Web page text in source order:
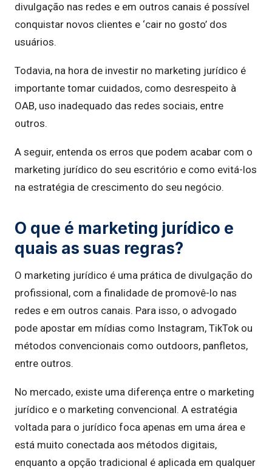
divulgação nas redes e em outros canais é possível
conquistar novos clientes e ‘cair no gosto’ dos
usuários.
Todavia, na hora de investir no marketing jurídico é
importante tomar cuidados, como desrespeito à
OAB, uso inadequado das redes sociais, entre
outros.
A seguir, entenda os erros que podem acabar com o
marketing jurídico do seu escritório e como evitá-los
na estratégia de crescimento do seu negócio.
O que é marketing jurídico e
quais as suas regras?
O marketing jurídico é uma prática de divulgação do
profissional, com a finalidade de promovê-lo nas
redes e em outros canais. Para isso, o advogado
pode apostar em mídias como Instagram, TikTok ou
métodos convencionais como outdoors, panfletos,
entre outros.
No mercado, existe uma diferença entre o marketing
jurídico e o marketing convencional. A estratégia
voltada para o jurídico foca apenas em uma área e
está muito conectada aos métodos digitais,
enquanto a opção tradicional é aplicada em qualquer